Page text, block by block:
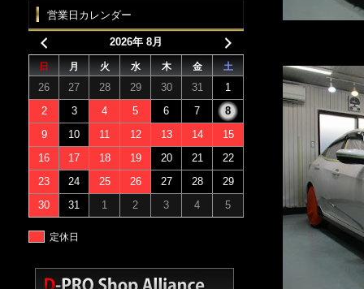
営業日カレンダー
2026年 8月
日 月 火 水 木 金 土
26 27 28 29 30 31
1
2
3 4 5 6 7
8
9
10 11 12 13 14
15
16
17 18 19 20 21
22
23
24 25 26 27 28
29
30
31 1 2 3 4 5
定休日